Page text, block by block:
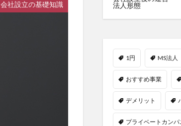
会社設立の基礎知識
法人形態
1円 MS法人
おすすめ事業
デメリット
プライベートカンパ